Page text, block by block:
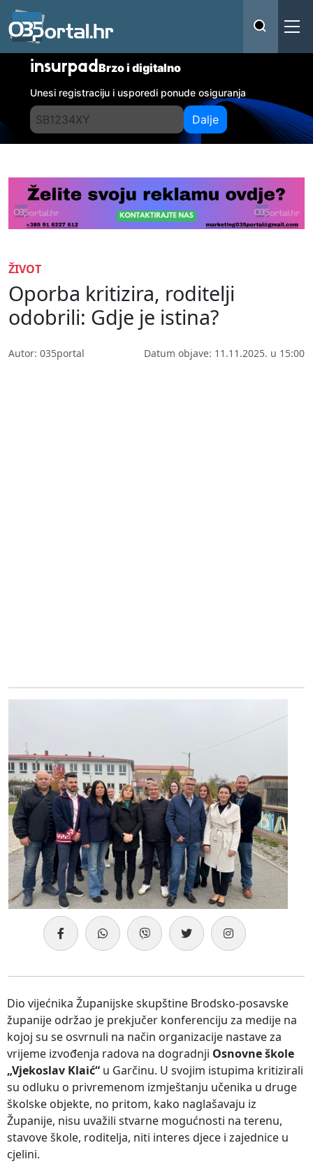
insurpadBrzo i digitalno
Unesi registraciju i usporedi ponude osiguranja
Dalje
ŽIVOT
Oporba kritizira, roditelji
odobrili: Gdje je istina?
Autor: 035portal Datum objave: 11.11.2025. u 15:00
Dio vijećnika Županijske skupštine Brodsko-posavske
županije održao je prekjučer konferenciju za medije na
kojoj su se osvrnuli na način organizacije nastave za
vrijeme izvođenja radova na dogradnji Osnovne škole
„Vjekoslav Klaić“ u Garčinu. U svojim istupima kritizirali
su odluku o privremenom izmještanju učenika u druge
školske objekte, no pritom, kako naglašavaju iz
Županije, nisu uvažili stvarne mogućnosti na terenu,
stavove škole, roditelja, niti interes djece i zajednice u
cjelini.